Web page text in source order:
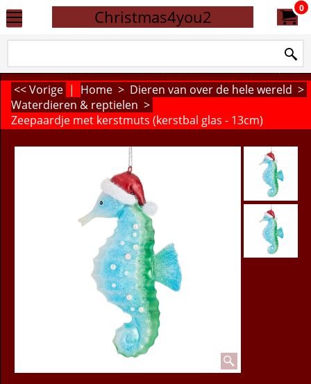
Christmas4you2 0
<< Vorige | Home > Dieren van over de hele wereld >
Waterdieren & reptielen >
Zeepaardje met kerstmuts (kerstbal glas - 13cm)